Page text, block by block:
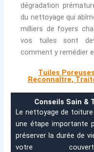
dégradation
du nettoyage qui
milliers de foyers
vos tuiles sont
comment y remédier
Tuiles
Reconnaître,
Conseils Sain &
Le nettoyage de
une étape importante
préserver la durée de
votre